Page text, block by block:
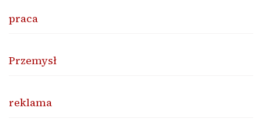
praca
Przemysł
reklama